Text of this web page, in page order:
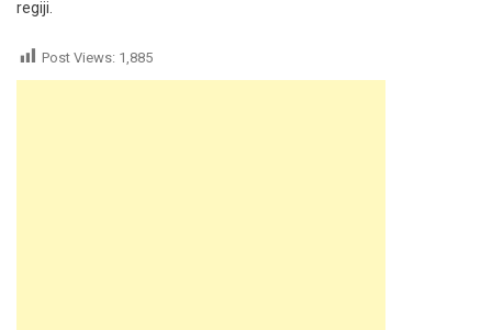
regiji.
Post Views: 1,885